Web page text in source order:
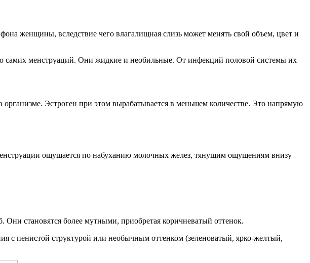
женщины, вследствие чего влагалищная слизь может менять свой объем, цвет и
самих менструаций. Они жидкие и необильные. От инфекций половой системы их
Эстроген при этом вырабатывается в меньшем количестве. Это напрямую
ощущается по набуханию молочных желез, тянущим ощущениям внизу
становятся более мутными, приобретая коричневатый оттенок.
с пенистой структурой или необычным оттенком (зеленоватый, ярко-желтый,